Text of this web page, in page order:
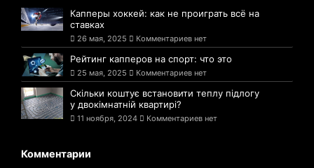
Капперы хоккей: как не проиграть всё на
ставках
26 мая, 2025 Комментариев нет
Рейтинг капперов на спорт: что это
25 мая, 2025 Комментариев нет
Скільки коштує встановити теплу підлогу
у двокімнатній квартирі?
11 ноября, 2024 Комментариев нет
Комментарии